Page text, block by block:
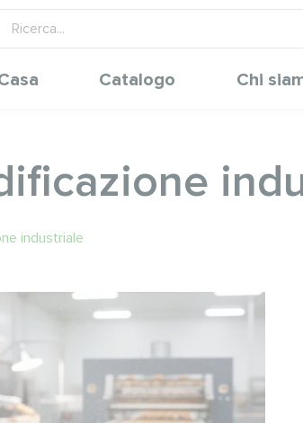
Catalogo Chi
industriale